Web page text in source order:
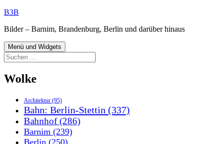
Zum
springen
B3B
Bilder – Barnim, Brandenburg, Berlin und darüber hinaus
Menü und Widgets
Suchen
nach:
Wolke
Architektur (95)
Bahn: Berlin-Stettin (337)
Bahnhof(286)
Barnim (239)
Berlin (250)